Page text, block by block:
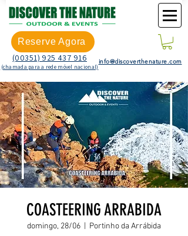
Reserve Agora
(00351) 925 437 916
(chamada para a rede móvel nacional)
info@discoverthenature.com
COASTEERING ARRABIDA
domingo, 28/06 Portinho da Arrábida